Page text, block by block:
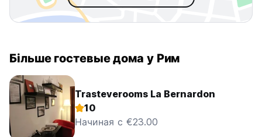
Більше гостевые дома у Рим
Trasteverooms La Bernardon
10
Начиная с €23.00